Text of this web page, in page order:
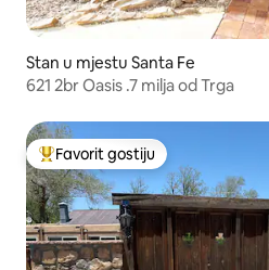
Stan u mjestu Santa Fe
621 2br Oasis .7 milja od Trga
Glavni favorit gostiju
Favorit gostiju